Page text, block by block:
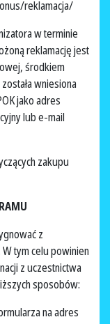
reklamacja/
w terminie
reklamację jest
środkiem
wniesiona
jako adres
lub e-mail
zakupu
z
tym celu powinien
z uczestnictwa
sposobów:
na adres